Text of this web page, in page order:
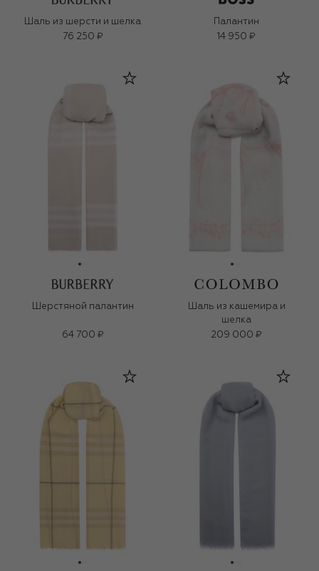
Шаль из шерсти и шелка
76 250 ₽
Палантин
14 950 ₽
Шерстяной палантин
64 700 ₽
Шаль из кашемира и
шелка
209 000 ₽